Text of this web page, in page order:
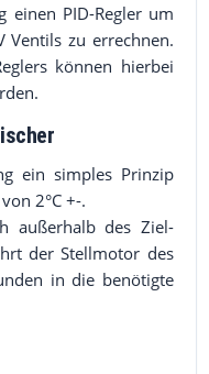
einen PID-Regler um
Ventils zu errechnen.
können hierbei
ein simples Prinzip
2°C +-.
außerhalb des Ziel-
der Stellmotor des
in die benötigte